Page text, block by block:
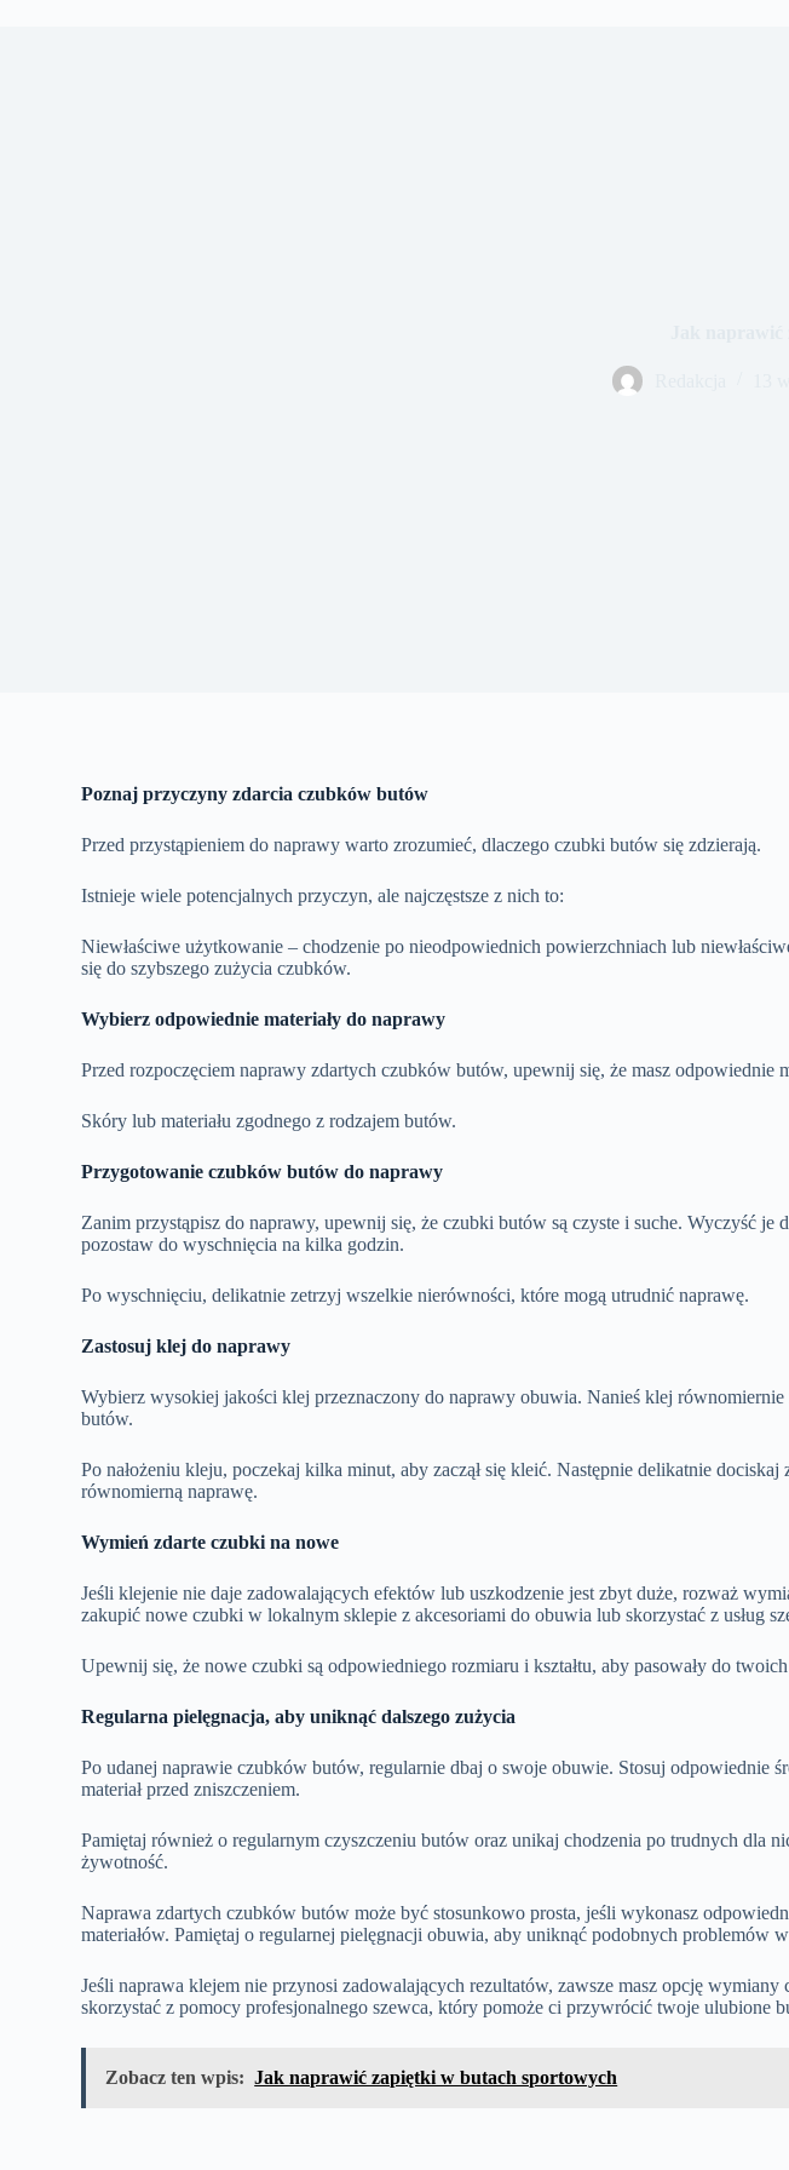
Poznaj przyczyny zdarcia czubków butów
Przed przystąpieniem do naprawy warto zrozumieć, dlaczego czubki butów się zdzierają.
Istnieje wiele potencjalnych przyczyn, ale najczęstsze z nich to:
Niewłaściwe użytkowanie – chodzenie po nieodpowiednich powierzchniach lub
się do szybszego zużycia czubków.
Wybierz odpowiednie materiały do naprawy
Przed rozpoczęciem naprawy zdartych czubków butów, upewnij się, że masz odpowiednie
Skóry lub materiału zgodnego z rodzajem butów.
Przygotowanie czubków butów do naprawy
Zanim przystąpisz do naprawy, upewnij się, że czubki butów są czyste i suche. Wyczyść je
pozostaw do wyschnięcia na kilka godzin.
Po wyschnięciu, delikatnie zetrzyj wszelkie nierówności, które mogą utrudnić naprawę.
Zastosuj klej do naprawy
Wybierz wysokiej jakości klej przeznaczony do naprawy obuwia. Nanieś klej
butów.
Po nałożeniu kleju, poczekaj kilka minut, aby zaczął się kleić. Następnie delikatnie dociskaj
równomierną naprawę.
Wymień zdarte czubki na nowe
Jeśli klejenie nie daje zadowalających efektów lub uszkodzenie jest zbyt duże, rozważ
zakupić nowe czubki w lokalnym sklepie z akcesoriami do obuwia lub skorzystać z usług
Upewnij się, że nowe czubki są odpowiedniego rozmiaru i kształtu, aby pasowały do
Regularna pielęgnacja, aby uniknąć dalszego zużycia
Po udanej naprawie czubków butów, regularnie dbaj o swoje obuwie. Stosuj odpowiednie
materiał przed zniszczeniem.
Pamiętaj również o regularnym czyszczeniu butów oraz unikaj chodzenia po trudnych dla
żywotność.
Naprawa zdartych czubków butów może być stosunkowo prosta, jeśli wykonasz
materiałów. Pamiętaj o regularnej pielęgnacji obuwia, aby uniknąć podobnych problemów w
Jeśli naprawa klejem nie przynosi zadowalających rezultatów, zawsze masz opcję
skorzystać z pomocy profesjonalnego szewca, który pomoże ci przywrócić twoje ulubione
Zobacz ten wpis: Jak naprawić zapiętki w butach sportowych